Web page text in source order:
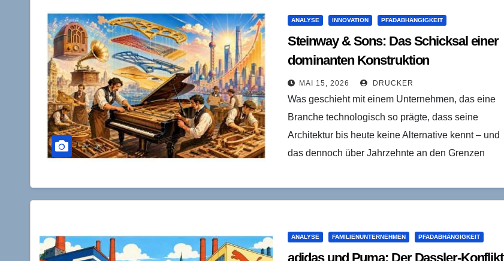
ANALYSE INNOVATION PFADABHÄNGIGKEIT
Steinway & Sons: Das Schicksal einer
dominanten Konstruktion
MAI 15, 2026 DRUCKER
Was geschieht mit einem Unternehmen, das eine
Branche technologisch so prägte, dass seine
Architektur bis heute keine Alternative kennt – und
das dennoch über Jahrzehnte an den Grenzen
ANALYSE FAMILIENUNTERNEHMEN PFADABHÄNGIGKEIT
adidas und Puma: Der Dassler-Konflikt